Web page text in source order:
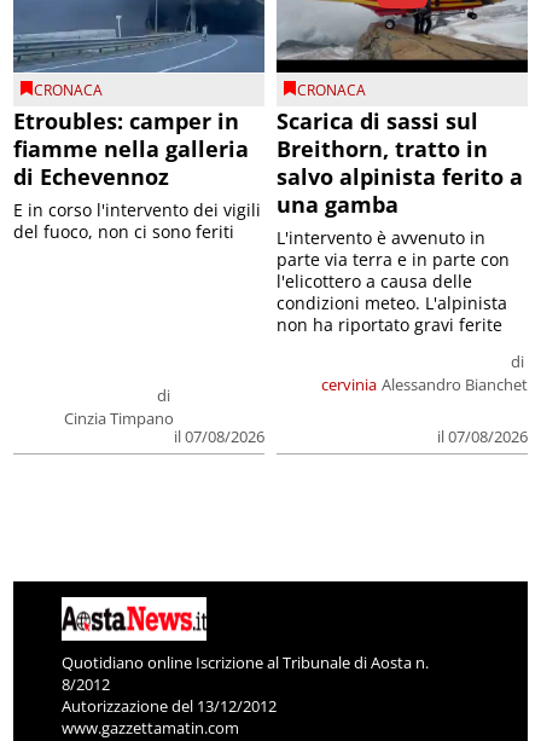
CRONACA
Etroubles: camper in
fiamme nella galleria
di Echevennoz
di
Cinzia Timpano
il 07/08/2026
E in corso l'intervento dei vigili
del fuoco, non ci sono feriti
CRONACA
Scarica di sassi sul
Breithorn, tratto in
salvo alpinista ferito a
una gamba
cervinia
di
Alessandro Bianchet
il 07/08/2026
L'intervento è avvenuto in
parte via terra e in parte con
l'elicottero a causa delle
condizioni meteo. L'alpinista
non ha riportato gravi ferite
Quotidiano online Iscrizione al Tribunale di Aosta n.
8/2012
Autorizzazione del 13/12/2012
www.gazzettamatin.com